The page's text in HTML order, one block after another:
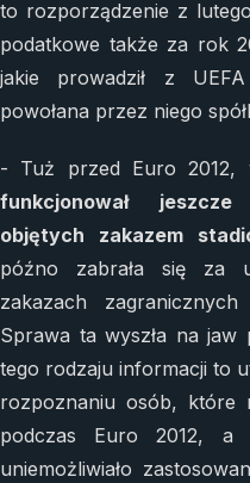
to rozporządzenie z
podatkowe także za rok
jakie prowadził z
powołana przez niego
- Tuż przed Euro 2012,
funkcjonował
objętych zakazem
późno zabrała się za
zakazach
Sprawa ta wyszła na
tego rodzaju informacji to
rozpoznaniu osób, które
podczas Euro 2012, a
uniemożliwiało